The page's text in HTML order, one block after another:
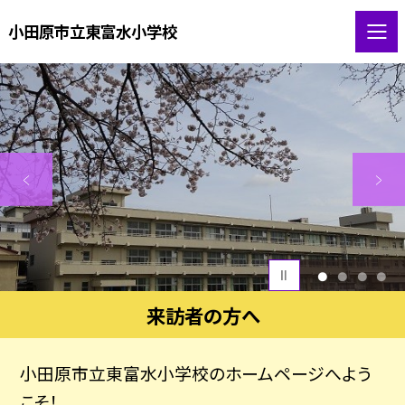
小田原市立東富水小学校
1 2 3 4
来訪者の方へ
小田原市立東富水小学校のホームページへよう